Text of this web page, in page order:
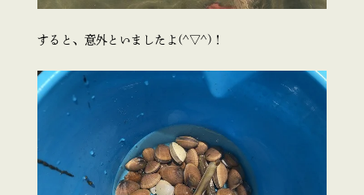
すると、意外といましたよ(^▽^)！